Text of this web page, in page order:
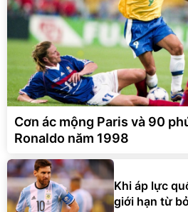
Cơn ác mộng Paris và 90
Ronaldo năm 1998
Khi áp lực
giới hạn từ bỏ